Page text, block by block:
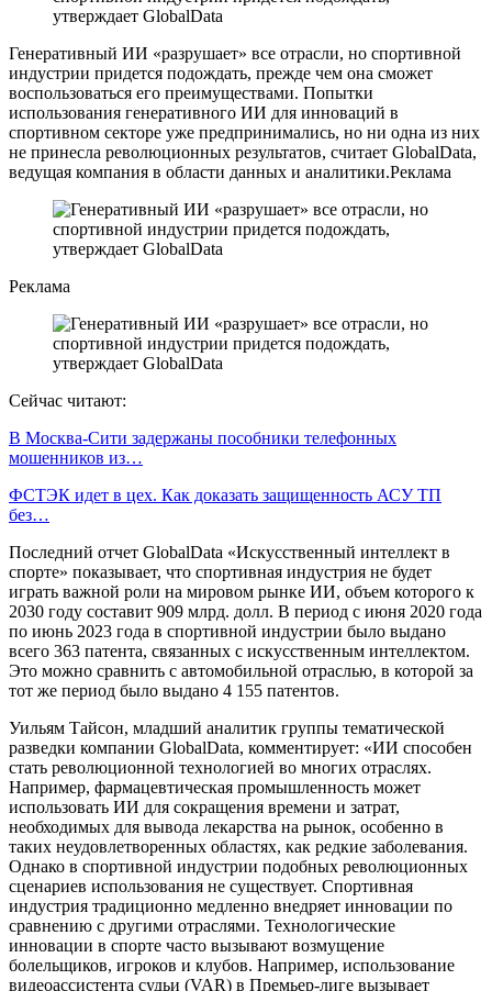
Генеративный ИИ «разрушает» все отрасли, но спортивной
индустрии придется подождать, прежде чем она сможет
воспользоваться его преимуществами. Попытки
использования генеративного ИИ для инноваций в
спортивном секторе уже предпринимались, но ни одна из них
не принесла революционных результатов, считает GlobalData,
ведущая компания в области данных и аналитики.Реклама
Реклама
Сейчас читают:
В Москва-Сити задержаны пособники телефонных
мошенников из…
ФСТЭК идет в цех. Как доказать защищенность АСУ ТП
без…
Последний отчет GlobalData «Искусственный интеллект в
спорте» показывает, что спортивная индустрия не будет
играть важной роли на мировом рынке ИИ, объем которого к
2030 году составит 909 млрд. долл. В период с июня 2020 года
по июнь 2023 года в спортивной индустрии было выдано
всего 363 патента, связанных с искусственным интеллектом.
Это можно сравнить с автомобильной отраслью, в которой за
тот же период было выдано 4 155 патентов.
Уильям Тайсон, младший аналитик группы тематической
разведки компании GlobalData, комментирует: «ИИ способен
стать революционной технологией во многих отраслях.
Например, фармацевтическая промышленность может
использовать ИИ для сокращения времени и затрат,
необходимых для вывода лекарства на рынок, особенно в
таких неудовлетворенных областях, как редкие заболевания.
Однако в спортивной индустрии подобных революционных
сценариев использования не существует. Спортивная
индустрия традиционно медленно внедряет инновации по
сравнению с другими отраслями. Технологические
инновации в спорте часто вызывают возмущение
болельщиков, игроков и клубов. Например, использование
видеоассистента судьи (VAR) в Премьер-лиге вызывает